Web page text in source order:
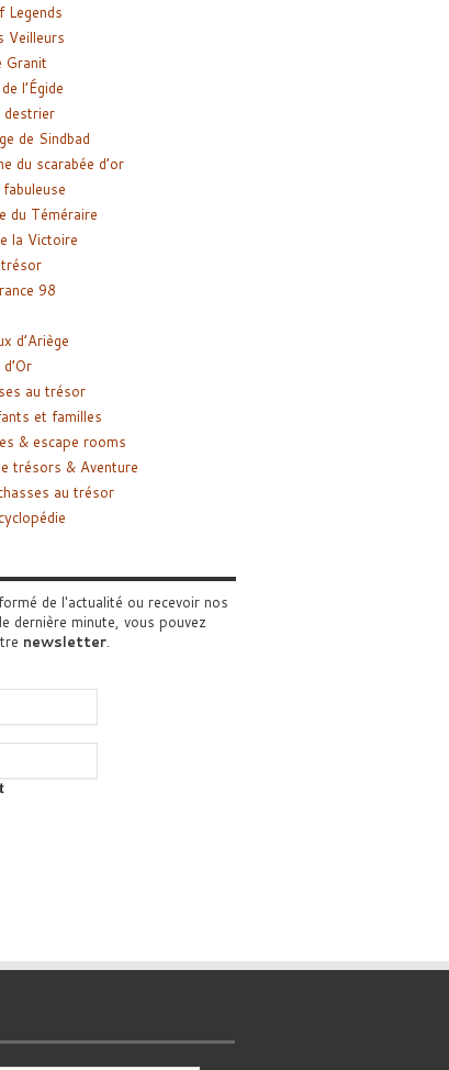
Legends
Veilleurs
Granit
l’Égide
destrier
de Sindbad
du scarabée d’or
du Téméraire
la Victoire
98
d’Ariège
au trésor
et familles
& escape rooms
trésors & Aventure
au trésor
de l'actualité ou recevoir nos
dernière minute, vous pouvez
newsletter.